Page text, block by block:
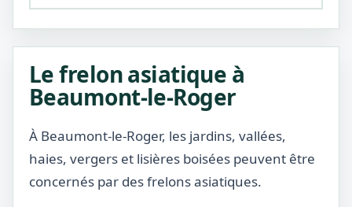
Le frelon asiatique à
Beaumont-le-Roger
À Beaumont-le-Roger, les jardins, vallées,
haies, vergers et lisières boisées peuvent être
concernés par des frelons asiatiques.